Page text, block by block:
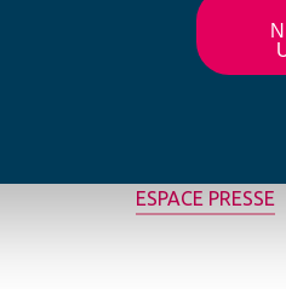
ESPACE PRESSE